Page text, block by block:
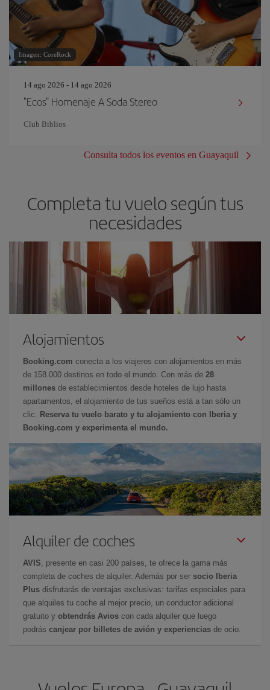
Imagen: CoreRock
14 ago 2026 - 14 ago 2026
"Ecos" Homenaje A Soda Stereo
Club Biblios
Consulta todos los eventos en Guayaquil
Completa tu vuelo según tus
necesidades
Alojamientos
Booking.com conecta a los viajeros con alojamientos en más
de 158.000 destinos en todo el mundo. Con más de 28
millones de establecimientos desde hoteles de lujo hasta
apartamentos, el alojamiento de tus sueños está a tan sólo un
clic.
Reserva tu vuelo barato y tu alojamiento con Iberia y
Booking.com y experimenta el mundo.
Alquiler de coches
AVIS , presente en casi 200 países, te ofrece la gama más
completa de coches de alquiler. Además por ser socio Iberia
Plus disfrutarás de ventajas exclusivas: tarifas especiales para
que alquiles tu coche al mejor precio, un conductor adicional
gratuito y obtendrás Avios con cada alquiler que luego
podrás canjear por billetes de avión y experiencias de ocio.